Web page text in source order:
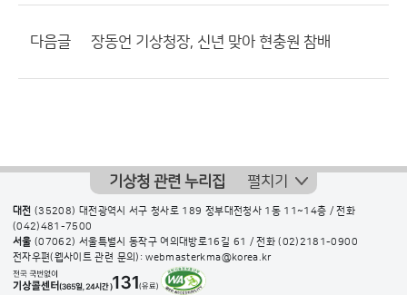
다음글 장동언 기상청장, 신년 맞아 현충원 참배
기상청 관련 누리집 펼치기
대전 (35208) 대전광역시 서구 청사로 189 정부대전청사 1동 11~14층 / 전화
(042)481-7500
서울 (07062) 서울특별시 동작구 여의대방로16길 61 / 전화(02)2181-0900
전자우편(웹사이트 관련 문의): webmasterkma@korea.kr